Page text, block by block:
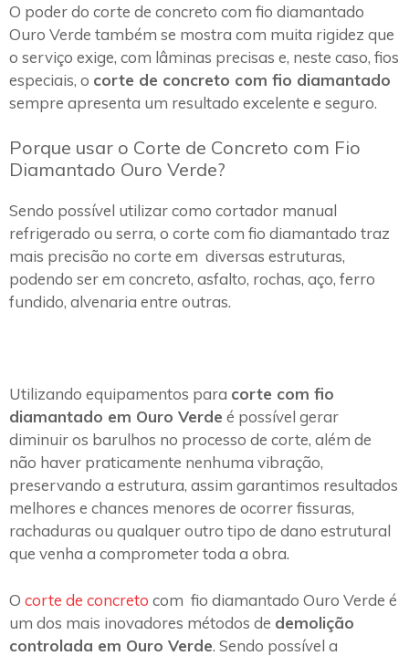
O poder do corte de concreto com fio diamantado
Ouro Verde também se mostra com muita rigidez que
o serviço exige, com lâminas precisas e, neste caso, fios
especiais, o corte de concreto com fio diamantado
sempre apresenta um resultado excelente e seguro.
Porque usar o Corte de Concreto com Fio
Diamantado Ouro Verde?
Sendo possível utilizar como cortador manual
refrigerado ou serra, o corte com fio diamantado traz
mais precisão no corte em diversas estruturas,
podendo ser em concreto, asfalto, rochas, aço, ferro
fundido, alvenaria entre outras.
Utilizando equipamentos para corte com fio
diamantado em Ouro Verde é possível gerar
diminuir os barulhos no processo de corte, além de
não haver praticamente nenhuma vibração,
preservando a estrutura, assim garantimos resultados
melhores e chances menores de ocorrer fissuras,
rachaduras ou qualquer outro tipo de dano estrutural
que venha a comprometer toda a obra.
O corte de concreto com fio diamantado Ouro Verde é
um dos mais inovadores métodos de demolição
controlada em Ouro Verde. Sendo possível a